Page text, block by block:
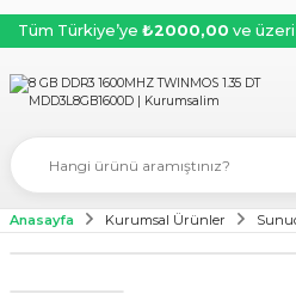
Tüm Türkiye’ye ₺2000,00 ve
Anasayfa Kurumsal Ürünler